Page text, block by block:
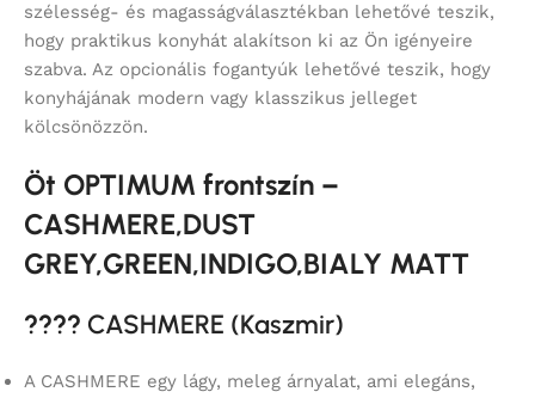
szélesség- és magasságválasztékban lehetővé teszik,
hogy praktikus konyhát alakítson ki az Ön igényeire
szabva. Az opcionális fogantyúk lehetővé teszik, hogy
konyhájának modern vagy klasszikus jelleget
kölcsönözzön.
Öt OPTIMUM frontszín –
CASHMERE,DUST
GREY,GREEN,INDIGO,BIALY MATT
???? CASHMERE (Kaszmir)
A CASHMERE egy lágy, meleg árnyalat, ami elegáns,